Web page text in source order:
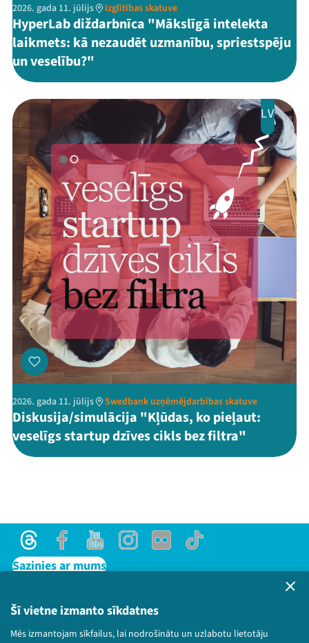
Šī vietne izmanto sīkdatnes
Mēs izmantojam sīkfailus, lai nodrošinātu un uzlabotu lietotāju
2026. gada 11. jūlijs Izglītības skatuve
HyperLab diždarbnīca "Mākslīgā intelekta
laikmets: kā nezaudēt uzmanību, spriestspēju
un veselību?"
LV
2026. gada 11. jūlijs Swedbank uzņēmējdarbības skatuve
Diskusija/simulācija "Kļūdas, ko pieļaut:
veselīgs startup dzīves cikls bez filtra"
ThreadsFacebookYoutubeInstagram
Flick TikTok
Sazinies ar mums
Lietošanas noteikumi un sīkdatņu politika
Bērnu aizsardzības politika